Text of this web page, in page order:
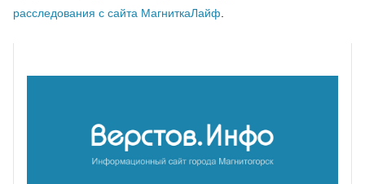
расследования с сайта МагниткаЛайф